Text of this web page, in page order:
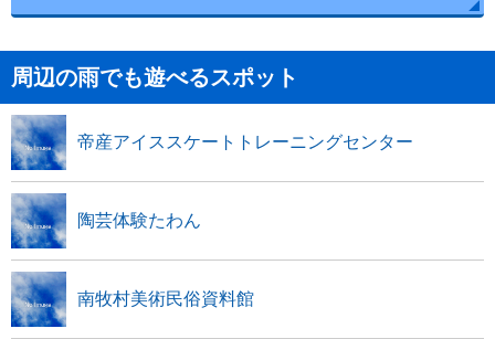
周辺の雨でも遊べるスポット
帝産アイススケートトレーニングセンター
陶芸体験たわん
南牧村美術民俗資料館